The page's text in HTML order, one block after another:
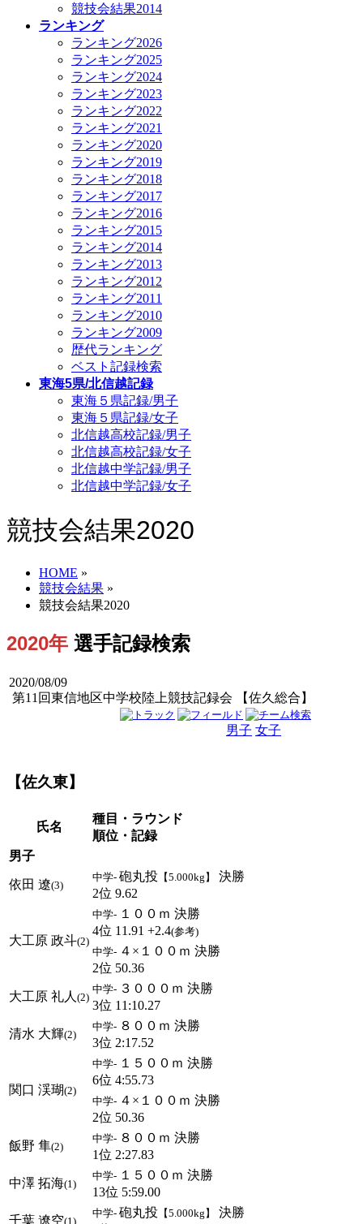
競技会結果2014
ランキング
ランキング2026
ランキング2025
ランキング2024
ランキング2023
ランキング2022
ランキング2021
ランキング2020
ランキング2019
ランキング2018
ランキング2017
ランキング2016
ランキング2015
ランキング2014
ランキング2013
ランキング2012
ランキング2011
ランキング2010
ランキング2009
歴代ランキング
ベスト記録検索
東海5県/北信越記録
東海５県記録/男子
東海５県記録/女子
北信越高校記録/男子
北信越高校記録/女子
北信越中学記録/男子
北信越中学記録/女子
競技会結果2020
HOME »
競技会結果 »
競技会結果2020
2020年 選手記録検索
2020/08/09
第11回東信地区中学校陸上競技記録会 【佐久総合】
男子 女子
【佐久東】
氏名
種目・ラウンド
順位・記録
男子
依田 遼(3)
中学- 砲丸投 【5.000kg】
決勝
2位 9.62
大工原 政斗(2)
中学- １００ｍ 決勝
4位 11.91 +2.4(参考)
中学- ４×１００ｍ 決勝
2位 50.36
大工原 礼人 (2)
中学- ３０００ｍ 決勝
3位 11:10.27
清水 大輝(2)
中学- ８００ｍ 決勝
3位 2:17.52
関口 渓瑚(2)
中学- １５００ｍ 決勝
6位 4:55.73
中学- ４×１００ｍ 決勝
2位 50.36
飯野 隼(2)
中学- ８００ｍ 決勝
1位 2:27.83
中澤 拓海(1)
中学- １５００ｍ 決勝
13位 5:59.00
千葉 遼空(1)
中学- 砲丸投 【5.000kg】
決勝